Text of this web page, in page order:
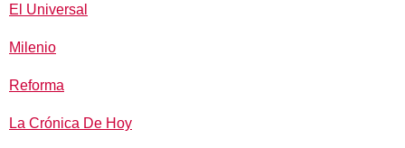
El Universal
Milenio
Reforma
La Crónica De Hoy